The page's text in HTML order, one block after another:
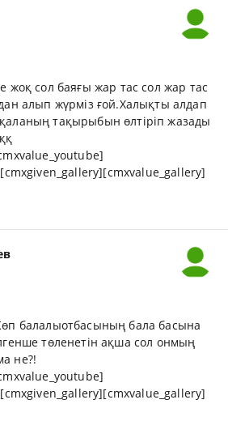
жоқ сол баяғы жар тас сол жар тас
алып жүрміз ғой.Халықты алдап
тақырыбын өлтіріп жазады
балалыотбасының бала басына
төленетін ақша сол онмың
не?!